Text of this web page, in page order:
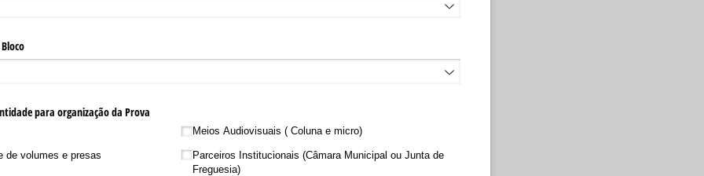
para organização da Prova
de volumes e presas
Meios Audiovisuais ( Coluna e micro)
Parceiros Institucionais (Câmara Municipal ou Junta de
Freguesia)